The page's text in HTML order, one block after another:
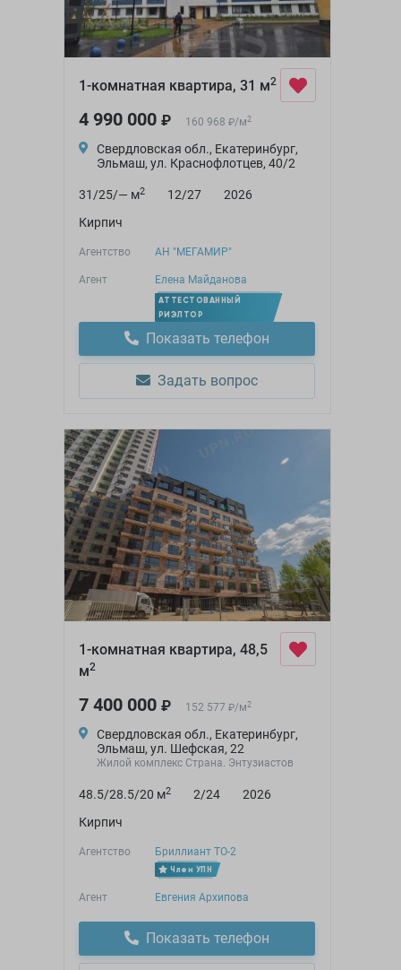
1-комнатная квартира, 31 м2
4 990 000 ₽ 160 968 ₽/м2
Свердловская обл., Екатеринбург,
Эльмаш, ул. Краснофлотцев, 40/2
31/25/— м2 12/27
2026
Кирпич
Агентство АН "МЕГАМИР"
Агент Елена Майданова
АТТЕСТОВАННЫЙ
РИЭЛТОР
Показать телефон
Задать вопрос
1-комнатная квартира, 48,5
м2
7 400 000 ₽ 152 577 ₽/м2
Свердловская обл., Екатеринбург,
Эльмаш, ул. Шефская, 22
Жилой комплекс Страна. Энтузиастов
48.5/28.5/20 м2 2/24
2026
Кирпич
Агентство Бриллиант ТО-2
Член УПН
Агент Евгения Архипова
Показать телефон